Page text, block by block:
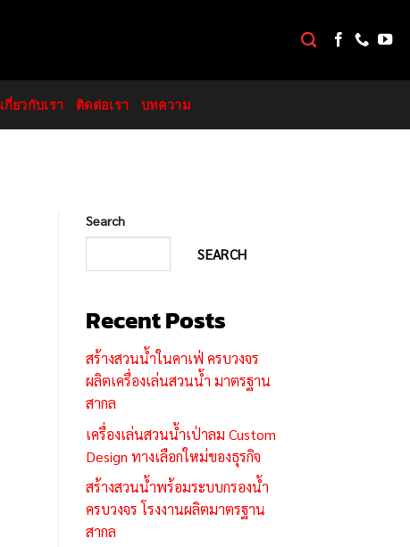
เกี่ยวกับเรา ติดต่อเรา บทความ
Search
SEARCH
Recent Posts
สร้างสวนน้ำในคาเฟ่ ครบวงจร
ผลิตเครื่องเล่นสวนน้ำ มาตรฐาน
สากล
เครื่องเล่นสวนน้ำเป่าลม Custom
Design ทางเลือกใหม่ของธุรกิจ
สร้างสวนน้ำพร้อมระบบกรองน้ำ
ครบวงจร โรงงานผลิตมาตรฐาน
สากล